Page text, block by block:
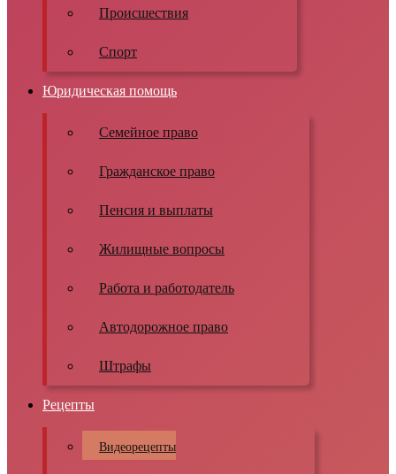
Происшествия
Спорт
Юридическая помощь
Семейное право
Гражданское право
Пенсия и выплаты
Жилищные вопросы
Работа и работодатель
Автодорожное право
Штрафы
Рецепты
Видеорецепты